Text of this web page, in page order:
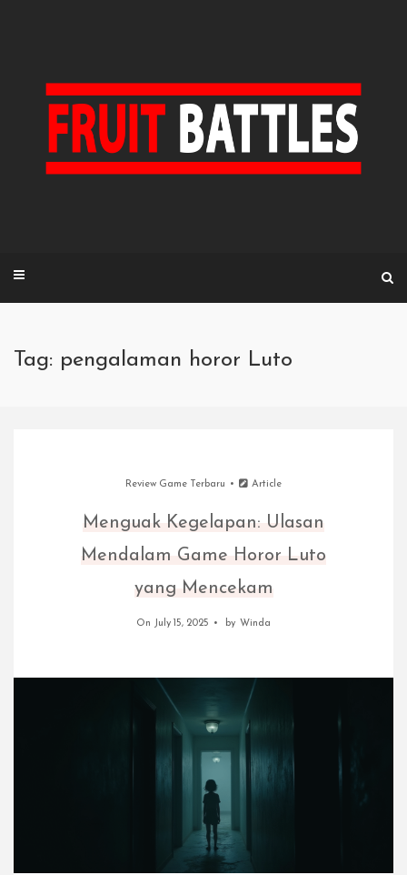
Tag: pengalaman horor Luto
Review Game Terbaru Article
Menguak Kegelapan: Ulasan
Mendalam Game Horor Luto
yang Mencekam
On July 15, 2025 by Winda